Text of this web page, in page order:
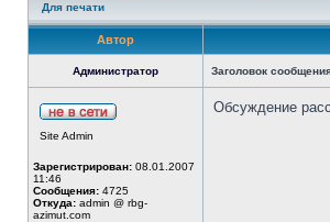
Для печати
Автор
Администратор Заголовок
Site Admin
Зарегистрирован: 08.01.2007
11:46
Сообщения: 4725
Откуда: admin @ rbg-
azimut.com
Обсуждение